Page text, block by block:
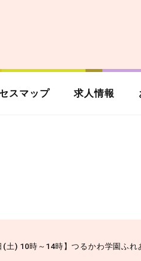
スマップ 求人情報
(土) 10時～14時】つるかわ学園ふ